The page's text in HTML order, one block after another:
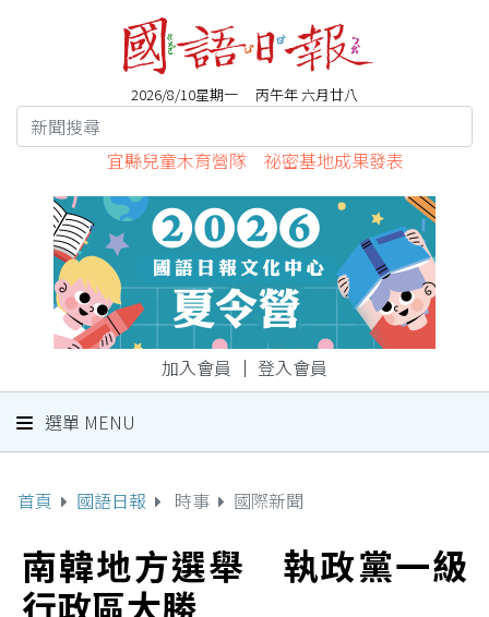
2026/8/10星期一 丙午年 六月廿八
宜縣兒童木育營隊 祕密基地成果發表
加入會員 ｜ 登入會員
選單 MENU
首頁 國語日報 時事 國際新聞
南韓地方選舉 執政黨一級
行政區大勝